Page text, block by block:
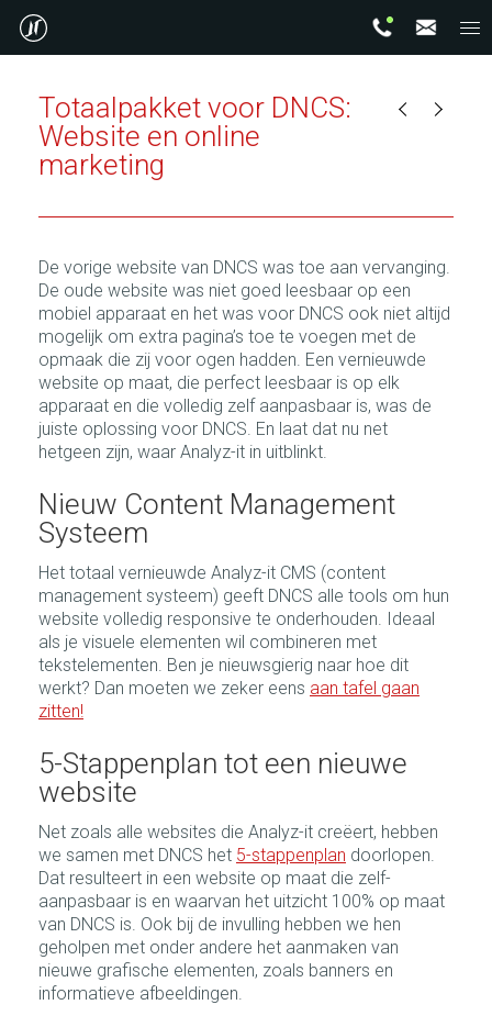
Totaalpakket voor DNCS:
Website en online
marketing
De vorige website van DNCS was toe aan vervanging.
De oude website was niet goed leesbaar op een
mobiel apparaat en het was voor DNCS ook niet altijd
mogelijk om extra pagina’s toe te voegen met de
opmaak die zij voor ogen hadden. Een vernieuwde
website op maat, die perfect leesbaar is op elk
apparaat en die volledig zelf aanpasbaar is, was de
juiste oplossing voor DNCS. En laat dat nu net
hetgeen zijn, waar Analyz-it in uitblinkt.
Nieuw Content Management
Systeem
Het totaal vernieuwde Analyz-it CMS (content
management systeem) geeft DNCS alle tools om hun
website volledig responsive te onderhouden. Ideaal
als je visuele elementen wil combineren met
tekstelementen. Ben je nieuwsgierig naar hoe dit
werkt? Dan moeten we zeker eens aan tafel gaan
zitten!
5-Stappenplan tot een nieuwe
website
Net zoals alle websites die Analyz-it creëert, hebben
we samen met DNCS het 5-stappenplan doorlopen.
Dat resulteert in een website op maat die zelf-
aanpasbaar is en waarvan het uitzicht 100% op maat
van DNCS is. Ook bij de invulling hebben we hen
geholpen met onder andere het aanmaken van
nieuwe grafische elementen, zoals banners en
informatieve afbeeldingen.